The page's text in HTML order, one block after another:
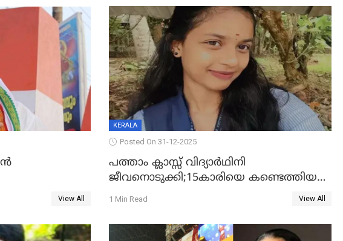
View All
KERALA
Posted On 31-12-2025
പത്താം ക്ലാസ്സ് വിദ്യാര്‍ഥിനി
ജീവനൊടുക്കി;15കാരിയെ കണ്ടെത്തിയത്
കിടപ്പുമുറിയില്‍ തൂങ്ങി മരിച്ച നിലയിൽ
1 Min Read View All